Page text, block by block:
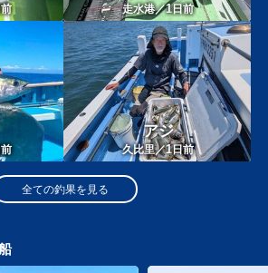
走水港／1日前
前
アジ
久比里／1日前
全ての釣果を見る